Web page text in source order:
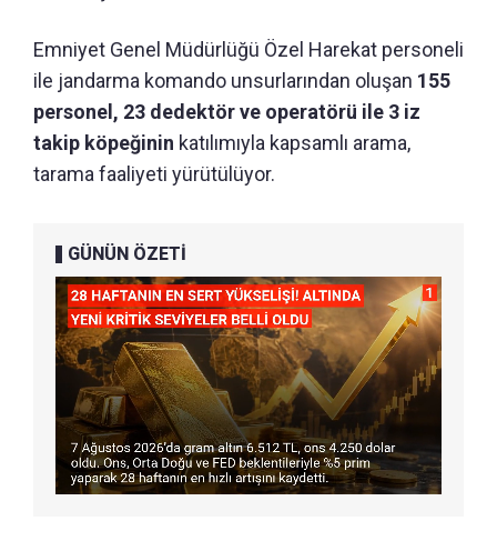
Emniyet Genel Müdürlüğü Özel Harekat personeli
ile jandarma komando unsurlarından oluşan 155
personel, 23 dedektör ve operatörü ile 3 iz
takip köpeğinin katılımıyla kapsamlı arama,
tarama faaliyeti yürütülüyor.
GÜNÜN ÖZETİ